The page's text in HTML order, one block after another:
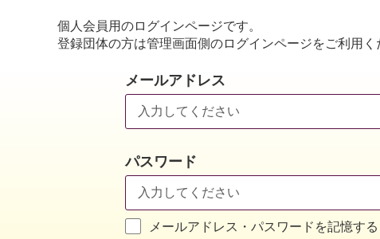
個人会員用のログインページです。
登録団体の方は管理画面側のログインページをご利用く
メールアドレス
パスワード
メールアドレス・パスワードを記憶する